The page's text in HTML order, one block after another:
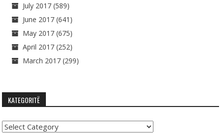
July 2017 (589)
June 2017 (641)
May 2017 (675)
April 2017 (252)
March 2017 (299)
KATEGORITË
Kategoritë